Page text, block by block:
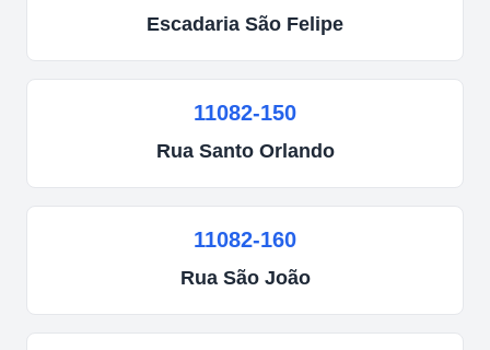
Escadaria São Felipe
11082-150
Rua Santo Orlando
11082-160
Rua São João